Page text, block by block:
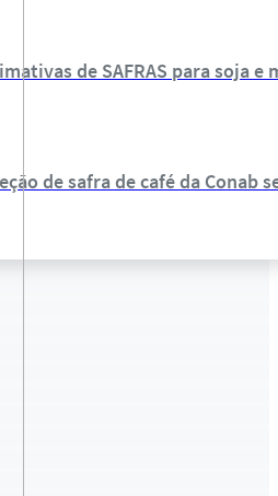
de SAFRAS para soja
de safra de café da Conab